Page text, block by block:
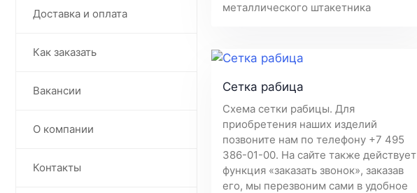
Доставка и оплата
Как заказать
Вакансии
О компании
Контакты
металлического штакетника
Сетка рабица
Схема сетки рабицы. Для
приобретения наших изделий
позвоните нам по телефону +7 495
386-01-00. На сайте также действует
функция «заказать звонок», заказав
его, мы перезвоним сами в удобное